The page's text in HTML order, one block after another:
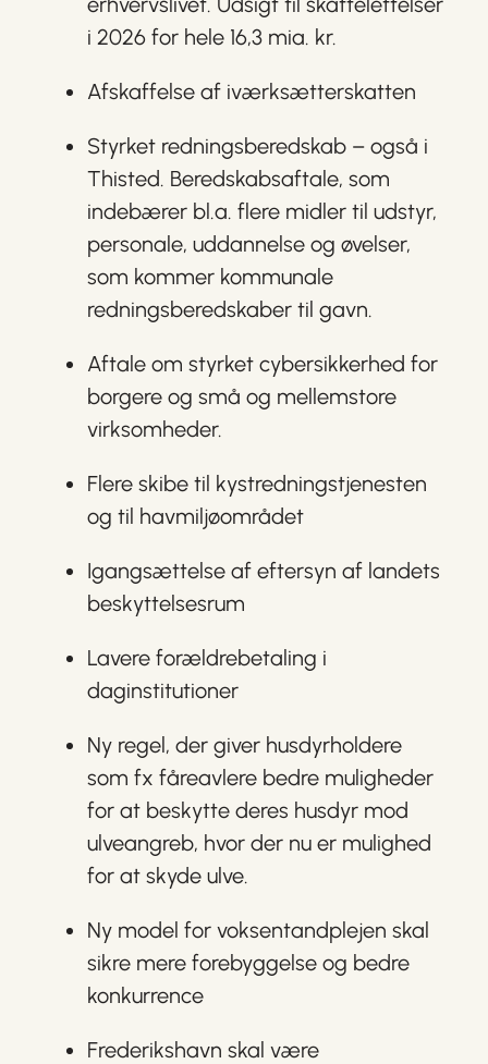
i 2026 for hele 16,3 mia. kr.
Afskaffelse af iværksætterskatten
Styrket redningsberedskab – også i
Thisted. Beredskabsaftale, som
indebærer bl.a. flere midler til udstyr,
personale, uddannelse og øvelser,
som kommer kommunale
redningsberedskaber til gavn.
Aftale om styrket cybersikkerhed for
borgere og små og mellemstore
virksomheder.
Flere skibe til kystredningstjenesten
og til havmiljøområdet
Igangsættelse af eftersyn af landets
beskyttelsesrum
Lavere forældrebetaling i
daginstitutioner
Ny regel, der giver husdyrholdere
som fx fåreavlere bedre muligheder
for at beskytte deres husdyr mod
ulveangreb, hvor der nu er mulighed
for at skyde ulve.
Ny model for voksentandplejen skal
sikre mere forebyggelse og bedre
konkurrence
Frederikshavn skal være